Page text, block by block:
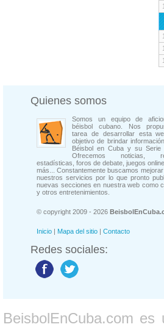
Quienes somos
Somos un equipo de
béisbol cubano. Nos
tarea de desarrollar esta
objetivo de brindar
Béisbol en Cuba y su Serie
Ofrecemos noticias,
estadísticas, foros de debate, juegos
más... Constantemente buscamos
nuestros servicios por lo que pronto
nuevas secciones en nuestra web como
y otros entretenimientos.
© copyright 2009 - 2026
Inicio | Mapa del sitio | Contacto
Redes sociales:
BeisbolEnCuba.com